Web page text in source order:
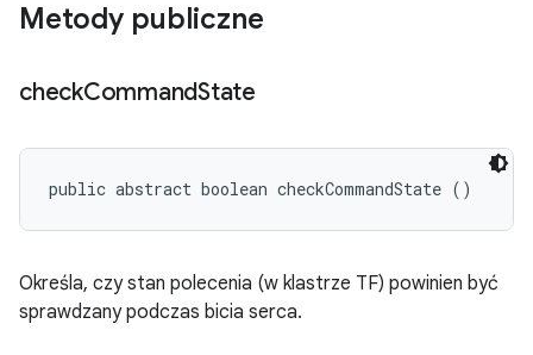
Metody publiczne
checkCommandState
public abstract boolean checkCommandState ()
Określa, czy stan polecenia (w klastrze TF) powinien być
sprawdzany podczas bicia serca.